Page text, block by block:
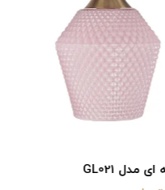
آویز شیشه‌ای مدل BZ26-27-28-29